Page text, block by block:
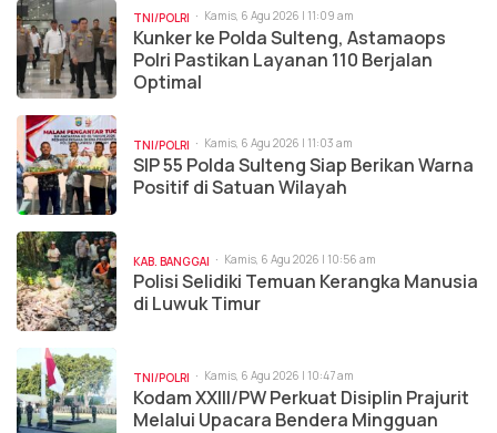
TNI/POLRI Kamis, 6 Agu 2026 | 11:09 am
Kunker ke Polda Sulteng, Astamaops
Polri Pastikan Layanan 110 Berjalan
Optimal
TNI/POLRI Kamis, 6 Agu 2026 | 11:03 am
SIP 55 Polda Sulteng Siap Berikan Warna
Positif di Satuan Wilayah
KAB. BANGGAI Kamis, 6 Agu 2026 | 10:56 am
Polisi Selidiki Temuan Kerangka Manusia
di Luwuk Timur
TNI/POLRI Kamis, 6 Agu 2026 | 10:47 am
Kodam XXIII/PW Perkuat Disiplin Prajurit
Melalui Upacara Bendera Mingguan